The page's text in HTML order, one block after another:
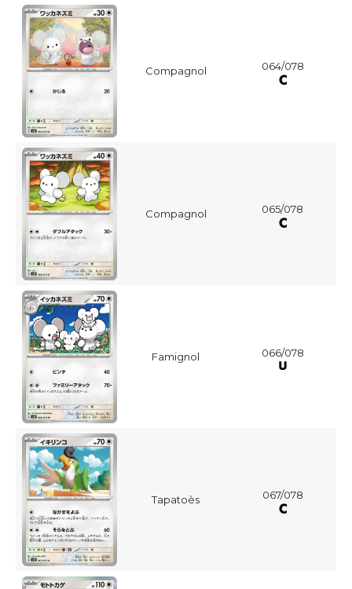
Compagnol 064/078
Compagnol 065/078
Famignol 066/078
Tapatoès 067/078